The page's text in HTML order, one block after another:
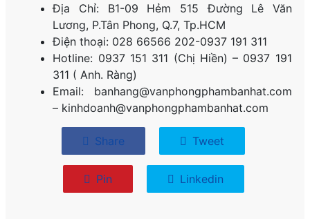
Địa Chỉ: B1-09 Hẻm 515 Đường Lê Văn
Lương, P.Tân Phong, Q.7, Tp.HCM
Điện thoại: 028 66566 202-0937 191 311
Hotline: 0937 151 311 (Chị Hiền) – 0937 191
311 ( Anh. Ràng)
Email: banhang@vanphongphambanhat.com
– kinhdoanh@vanphongphambanhat.com
Share Tweet
Pin Linkedin